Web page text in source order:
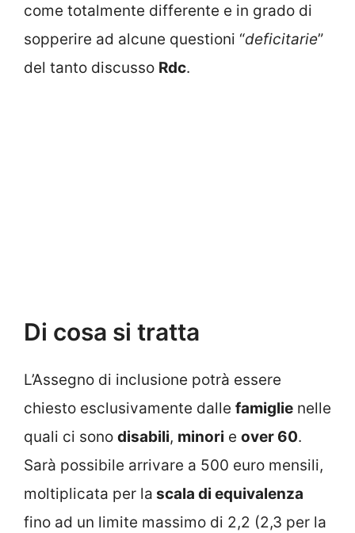
come totalmente differente e in grado di
sopperire ad alcune questioni “deficitarie”
del tanto discusso Rdc.
Di cosa si tratta
L’Assegno di inclusione potrà essere
chiesto esclusivamente dalle famiglie nelle
quali ci sono disabili, minori e over 60.
Sarà possibile arrivare a 500 euro mensili,
moltiplicata per la scala di equivalenza
fino ad un limite massimo di 2,2 (2,3 per la